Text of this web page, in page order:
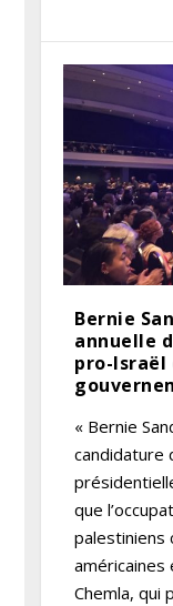
Bernie
annuelle
pro-Israël
« Bernie
candidature
que
palestiniens
américaines
Chemla, qui